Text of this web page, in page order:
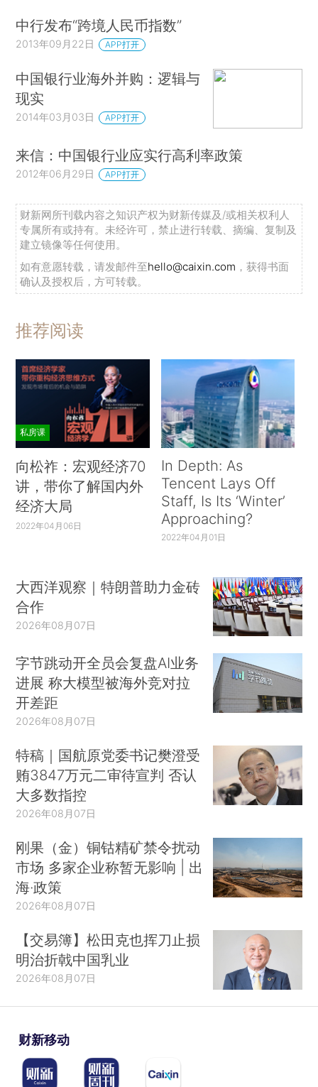
中行发布“跨境人民币指数”
2013年09月22日 APP打开
中国银行业海外并购：逻辑与
现实
2014年03月03日 APP打开
来信：中国银行业应实行高利率政策
2012年06月29日 APP打开
财新网所刊载内容之知识产权为财新传媒及/或相关权利人
专属所有或持有。未经许可，禁止进行转载、摘编、复制及
建立镜像等任何使用。
如有意愿转载，请发邮件至hello@caixin.com ，获得书面
确认及授权后，方可转载。
推荐阅读
私房课
向松祚：宏观经济70
讲，带你了解国内外
经济大局
2022年04月06日
In Depth: As
Tencent Lays Off
Staff, Is Its ‘Winter’
Approaching?
2022年04月01日
大西洋观察｜特朗普助力金砖
合作
2026年08月07日
字节跳动开全员会复盘AI业务
进展 称大模型被海外竞对拉
开差距
2026年08月07日
特稿｜国航原党委书记樊澄受
贿3847万元二审待宣判 否认
大多数指控
2026年08月07日
刚果（金）铜钴精矿禁令扰动
市场 多家企业称暂无影响 | 出
海·政策
2026年08月07日
【交易簿】松田克也挥刀止损
明治折戟中国乳业
2026年08月07日
财新移动